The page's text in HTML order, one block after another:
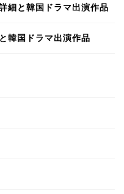
細と韓国ドラマ出演作品
韓国ドラマ出演作品